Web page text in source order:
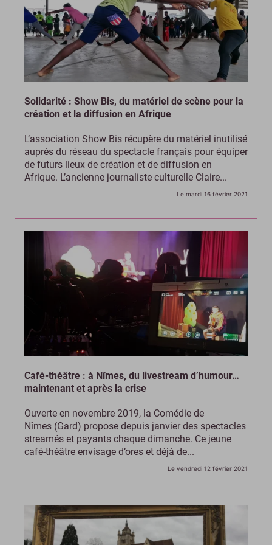
Solidarité : Show Bis, du matériel de scène pour la
création et la diffusion en Afrique
L’association Show Bis récupère du matériel inutilisé
auprès du réseau du spectacle français pour équiper
de futurs lieux de création et de diffusion en
Afrique. L’ancienne journaliste culturelle Claire...
Le mardi 16 février 2021
Café-théâtre : à Nîmes, du livestream d’humour…
maintenant et après la crise
Ouverte en novembre 2019, la Comédie de
Nîmes (Gard) propose depuis janvier des spectacles
streamés et payants chaque dimanche. Ce jeune
café-théâtre envisage d’ores et déjà de...
Le vendredi 12 février 2021